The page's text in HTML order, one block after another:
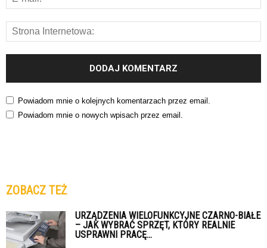
Powiadom mnie o kolejnych komentarzach przez email.
Powiadom mnie o nowych wpisach przez email.
ZOBACZ TEŻ
URZĄDZENIA WIELOFUNKCYJNE CZARNO-BIAŁE
– JAK WYBRAĆ SPRZĘT, KTÓRY REALNIE
USPRAWNI PRACĘ...